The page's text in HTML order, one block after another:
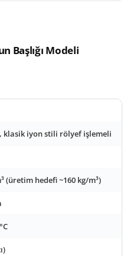
Başlığı Modeli
klasik iyon stili rölyef işlemeli
(üretim hedefi ~160 kg/m³)